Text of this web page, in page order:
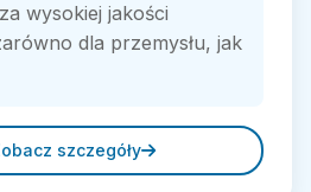
wysokiej jakości
dla przemysłu, jak
szczegóły